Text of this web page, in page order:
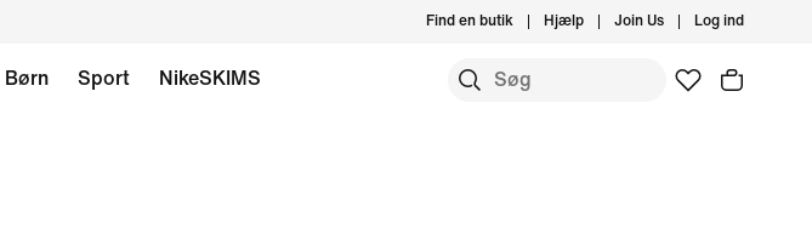
Find en butik Hjælp Join Us Log ind
Børn Sport NikeSKIMS